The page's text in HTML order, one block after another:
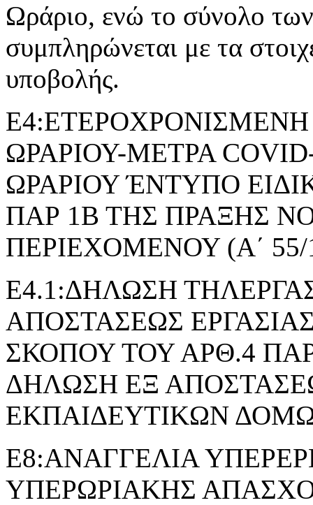
Ωράριο, ενώ το σύνολο
συμπληρώνεται με τα
υποβολής.
ΩΡΑΡΙΟΥ-ΜΕΤΡΑ
ΩΡΑΡΙΟΥ ΈΝΤΥΠΟ
ΠΑΡ 1Β ΤΗΣ ΠΡΑΞΗΣ
ΠΕΡΙΕΧΟΜΕΝΟΥ (Α΄ 55/
Ε4.1:ΔΗΛΩΣΗ
ΑΠΟΣΤΑΣΕΩΣ
ΣΚΟΠΟΥ ΤΟΥ ΑΡΘ.4
ΔΗΛΩΣΗ ΕΞ
ΕΚΠΑΙΔΕΥΤΙΚΩΝ
Ε8:ΑΝΑΓΓΕΛΙΑ
ΥΠΕΡΩΡΙΑΚΗΣ